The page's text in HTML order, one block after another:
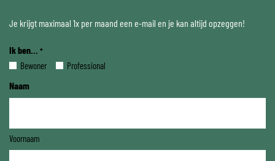
Je krijgt maximaal 1x per maand een e-mail en je kan altijd opzeggen!
Ik ben... *
Bewoner Professional
Naam
Voornaam